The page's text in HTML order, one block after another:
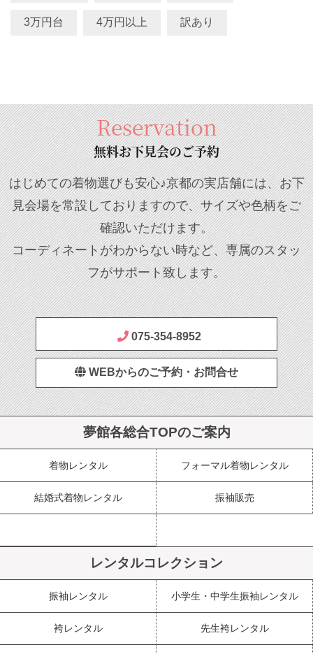
3万円台 4万円以上 訳あり
Reservation
無料お下見会のご予約
はじめての着物選びも安心♪京都の実店舗には、お下
見会場を常設しておりますので、サイズや色柄をご
確認いただけます。
コーディネートがわからない時など、専属のスタッ
フがサポート致します。
075-354-8952
WEBからのご予約・お問合せ
夢館各総合TOPのご案内
着物レンタル フォーマル着物レンタル
結婚式着物レンタル 振袖販売
レンタルコレクション
振袖レンタル 小学生・中学生振袖レンタル
袴レンタル 先生袴レンタル